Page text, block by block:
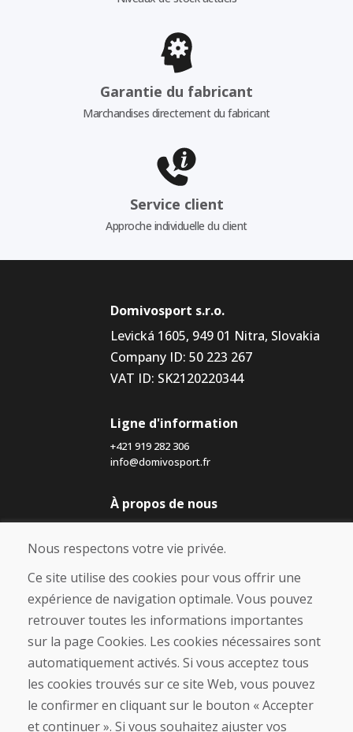
Garantie du fabricant
Marchandises directement du fabricant
Service client
Approche individuelle du client
Domivosport s.r.o.
Levická 1605, 949 01 Nitra, Slovakia
Company ID: 50 223 267
VAT ID: SK2120220344
Ligne d'information
+421 919 282 306
info@domivosport.fr
À propos de nous
Blog
À propos de nous
Boutique
Contact
Achat
Boutique en ligne
Expédition et paiement
Procédure de réclamation
Politique de retour et d’échange
Politique de confidentialité (RGPD)
Nous respectons votre vie privée.
Ce site utilise des cookies pour vous offrir une
expérience de navigation optimale. Vous pouvez
retrouver toutes les informations importantes
sur la page Cookies. Les cookies nécessaires sont
automatiquement activés. Si vous acceptez tous
les cookies trouvés sur ce site Web, vous pouvez
le confirmer en cliquant sur le bouton « Accepter
et continuer ». Si vous souhaitez ajuster vos